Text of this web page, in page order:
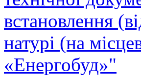
встановлення
натурі (на
«Енергобуд»"